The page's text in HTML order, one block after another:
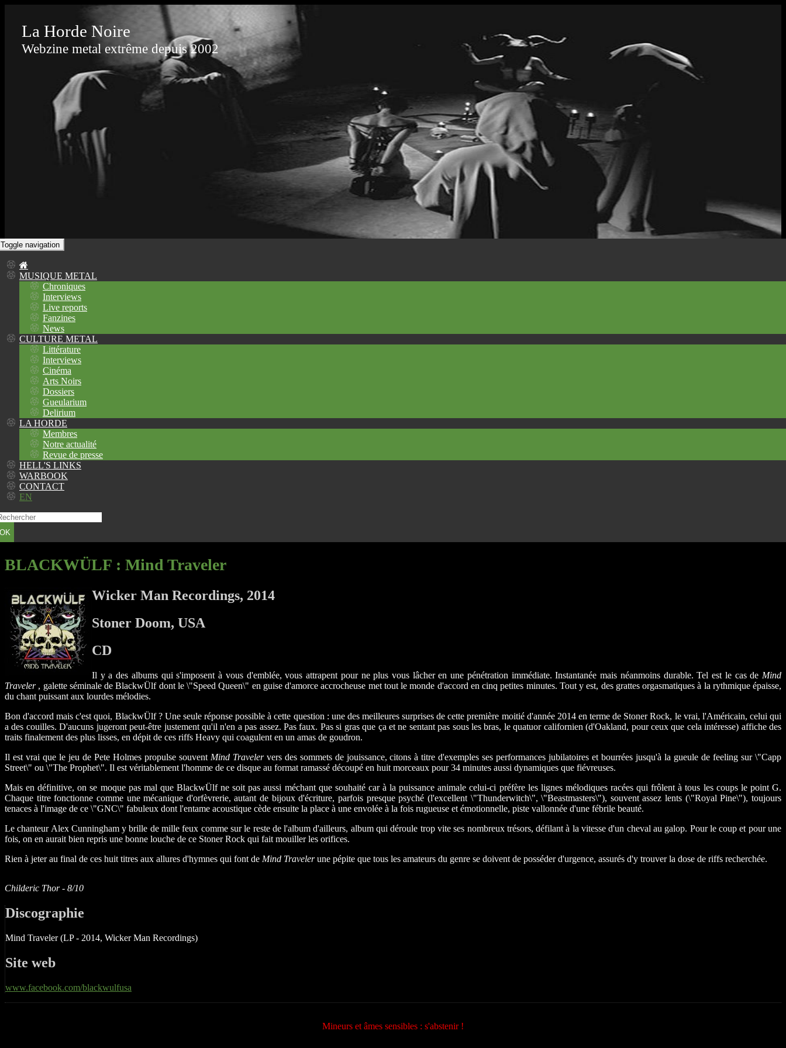
La Horde Noire
Webzine metal extrême depuis 2002
Toggle navigation
MUSIQUE METAL
Chroniques
Interviews
Live reports
Fanzines
News
CULTURE METAL
Littérature
Interviews
Cinéma
Arts Noirs
Dossiers
Gueularium
Delirium
LA HORDE
Membres
Notre actualité
Revue de presse
HELL'S LINKS
WARBOOK
CONTACT
EN
OK
BLACKWÜLF : Mind Traveler
Wicker Man Recordings, 2014
Stoner Doom, USA
CD
Il y a des albums qui s'imposent à vous d'emblée, vous attrapent pour ne plus vous lâcher en une pénétration immédiate. Instantanée mais néanmoins durable. Tel est le cas de Mind
Traveler, galette séminale de BlackwÜlf dont le \"Speed Queen\" en guise d'amorce accrocheuse met tout le monde d'accord en cinq petites minutes. Tout y est, des grattes orgasmatiques à la rythmique épaisse,
du chant puissant aux lourdes mélodies.
Bon d'accord mais c'est quoi, BlackwÜlf ? Une seule réponse possible à cette question : une des meilleures surprises de cette première moitié d'année 2014 en terme de Stoner Rock, le vrai, l'Américain, celui qui
a des couilles. D'aucuns jugeront peut-être justement qu'il n'en a pas assez. Pas faux. Pas si gras que ça et ne sentant pas sous les bras, le quatuor californien (d'Oakland, pour ceux que cela intéresse) affiche des
traits finalement des plus lisses, en dépit de ces riffs Heavy qui coagulent en un amas de goudron.
Il est vrai que le jeu de Pete Holmes propulse souvent Mind Travelervers des sommets de jouissance, citons à titre d'exemples ses performances jubilatoires et bourrées jusqu'à la gueule de feeling sur \"Capp
Street\" ou \"The Prophet\". Il est véritablement l'homme de ce disque au format ramassé découpé en huit morceaux pour 34 minutes aussi dynamiques que fiévreuses.
Mais en définitive, on se moque pas mal que BlackwÜlf ne soit pas aussi méchant que souhaité car à la puissance animale celui-ci préfère les lignes mélodiques racées qui frôlent à tous les coups le point G.
Chaque titre fonctionne comme une mécanique d'orfèvrerie, autant de bijoux d'écriture, parfois presque psyché (l'excellent \"Thunderwitch\", \"Beastmasters\"), souvent assez lents (\"Royal Pine\"), toujours
tenaces à l'image de ce \"GNC\" fabuleux dont l'entame acoustique cède ensuite la place à une envolée à la fois rugueuse et émotionnelle, piste vallonnée d'une fébrile beauté.
Le chanteur Alex Cunningham y brille de mille feux comme sur le reste de l'album d'ailleurs, album qui déroule trop vite ses nombreux trésors, défilant à la vitesse d'un cheval au galop. Pour le coup et pour une
fois, on en aurait bien repris une bonne louche de ce Stoner Rock qui fait mouiller les orifices.
Rien à jeter au final de ces huit titres aux allures d'hymnes qui font de Mind Travelerune pépite que tous les amateurs du genre se doivent de posséder d'urgence, assurés d'y trouver la dose de riffs recherchée.
Childeric Thor - 8/10
Discographie
Mind Traveler (LP - 2014, Wicker Man Recordings)
Site web
www.facebook.com/blackwulfusa
Mineurs et âmes sensibles : s'abstenir !